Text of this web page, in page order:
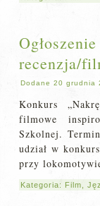
recenzja/
Dodane 20 grudnia
Konkurs
filmowe
Szkolnej.
udział w
przy
Kategoria: Film ,